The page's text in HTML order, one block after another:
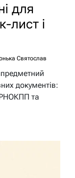
для
лист і
Святослав
документів:
РНОКПП та